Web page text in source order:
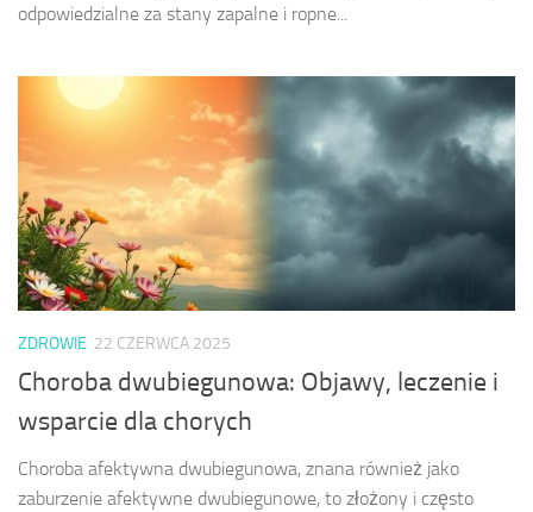
odpowiedzialne za stany zapalne i ropne...
ZDROWIE 22 CZERWCA 2025
Choroba dwubiegunowa: Objawy, leczenie i
wsparcie dla chorych
Choroba afektywna dwubiegunowa, znana również jako
zaburzenie afektywne dwubiegunowe, to złożony i często